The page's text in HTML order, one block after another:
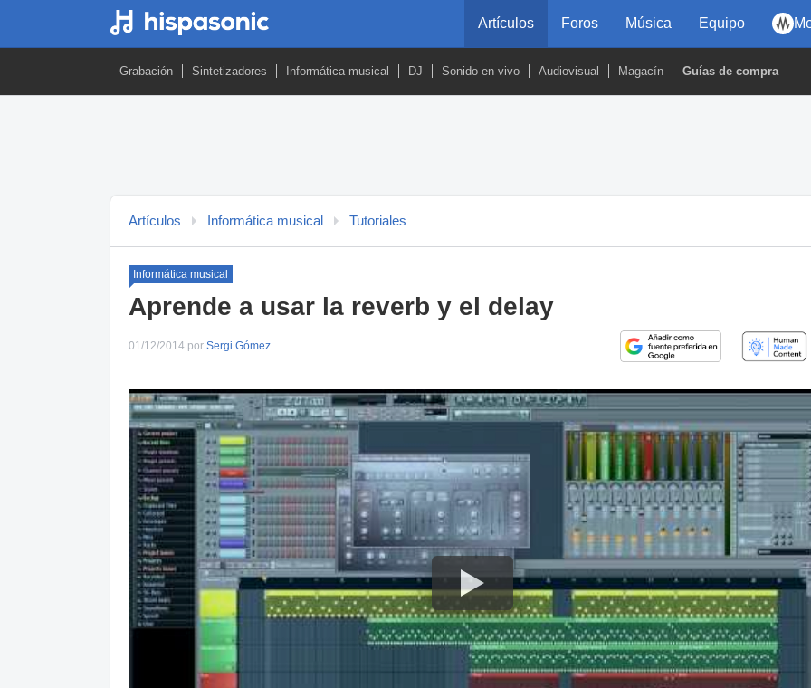
Artículos Foros Música Equipo
Grabación Sintetizadores Informática musical DJ Sonido en vivo Audiovisual Magacín Guías de compra
Artículos Informática musical Tutoriales
Informática musical
Aprende a usar la reverb y el delay
01/12/2014 por Sergi Gómez